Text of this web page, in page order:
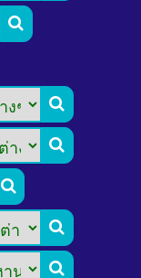





